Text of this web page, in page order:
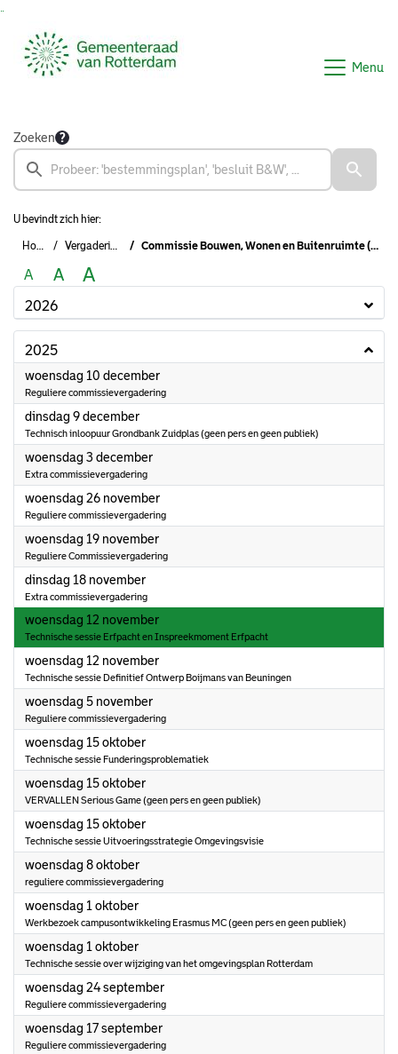
Menu
Zoeken
U bevindt zich hier:
Home Vergaderingen Commissie Bouwen, Wonen en Buitenruimte (2022-2026)
A A A
2026
2025
woensdag 10 december2025
Reguliere commissievergadering
dinsdag 9 december2025
Technisch inloopuur Grondbank Zuidplas (geen pers en geen publiek)
woensdag 3 december2025
Extra commissievergadering
woensdag 26 november2025
Reguliere commissievergadering
woensdag 19 november2025
Reguliere Commissievergadering
dinsdag 18 november2025
Extra commissievergadering
woensdag 12 november2025
Technische sessie Erfpacht en Inspreekmoment Erfpacht
woensdag 12 november2025
Technische sessie Definitief Ontwerp Boijmans van Beuningen
woensdag 5 november2025
Reguliere commissievergadering
woensdag 15 oktober2025
Technische sessie Funderingsproblematiek
woensdag 15 oktober2025
VERVALLEN Serious Game (geen pers en geen publiek)
woensdag 15 oktober2025
Technische sessie Uitvoeringsstrategie Omgevingsvisie
woensdag 8 oktober2025
reguliere commissievergadering
woensdag 1 oktober2025
Werkbezoek campusontwikkeling Erasmus MC (geen pers en geen publiek)
woensdag 1 oktober2025
Technische sessie over wijziging van het omgevingsplan Rotterdam
woensdag 24 september2025
Reguliere commissievergadering
woensdag 17 september2025
Reguliere commissievergadering